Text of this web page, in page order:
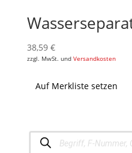
38,59 €
zzgl. MwSt. und Versandkosten
Auf Merkliste setzen
Products
search